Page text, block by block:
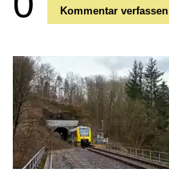
Kommentar verfassen